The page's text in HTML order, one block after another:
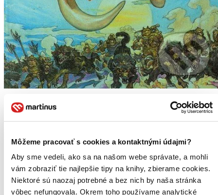
Môžeme pracovať s cookies a kontaktnými údajmi?
Aby sme vedeli, ako sa na našom webe správate, a mohli
vám zobraziť tie najlepšie tipy na knihy, zbierame cookies.
Niektoré sú naozaj potrebné a bez nich by naša stránka
vôbec nefungovala. Okrem toho používame analytické
Pátý elefant
Terry Pratchett
Pátý elefant! Mýtické zvíře. Podle trpasličí legendy kdysi v
Banskobystrický kraj (1)
Zvolen -Krajská knižnica Ľ. Štúra Krajská kn.